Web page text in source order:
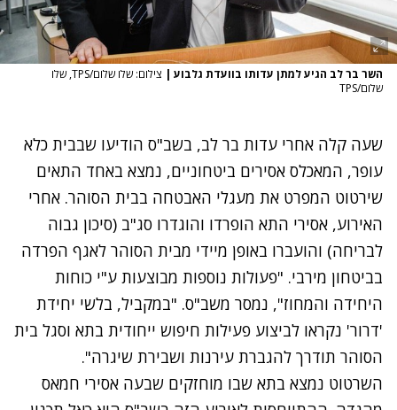
השר בר לב הגיע למתן עדותו בוועדת גלבוע |
צילום: שלו שלום/TPS, שלו
שלום/TPS
שעה קלה אחרי עדות בר לב, בשב"ס הודיעו שבבית כלא
עופר, המאכלס אסירים ביטחוניים, נמצא באחד התאים
שירטוט המפרט את מעגלי האבטחה בבית הסוהר. אחרי
האירוע, אסירי התא הופרדו והוגדרו סג"ב (סיכון גבוה
לבריחה) והועברו באופן מיידי מבית הסוהר לאגף הפרדה
בביטחון מירבי. "פעולות נוספות מבוצעות ע"י כוחות
היחידה והמחוז", נמסר משב"ס. "במקביל, בלשי יחידת
'דרור' נקראו לביצוע פעילות חיפוש ייחודית בתא וסגל בית
הסוהר תודרך להגברת עירנות ושבירת שיגרה".
השרטוט נמצא בתא שבו מוחזקים שבעה אסירי חמאס